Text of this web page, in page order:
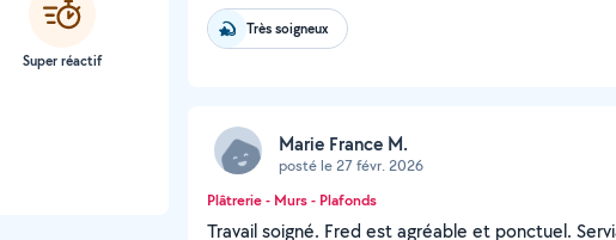
Super réactif
Très soigneux
Marie France M.
posté le 27 févr. 2026
Plâtrerie - Murs - Plafonds
Travail soigné. Fred est agréable et ponctuel.